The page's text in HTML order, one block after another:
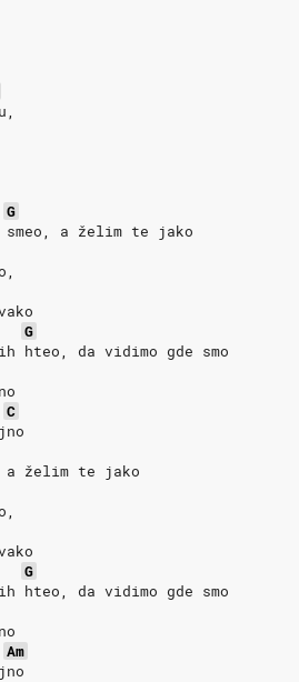
G
smeo, a želim te jako
G
hteo, da vidimo gde smo
C
a želim te jako
G
hteo, da vidimo gde smo
Am